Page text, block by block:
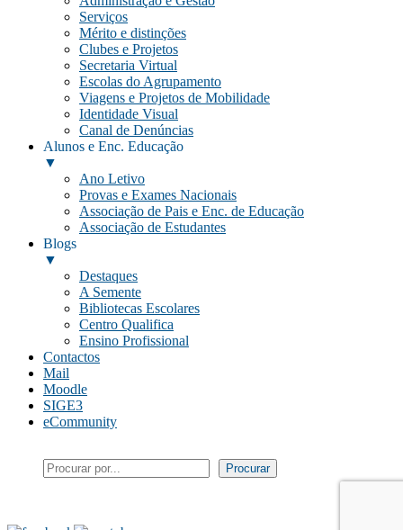
Serviços
Mérito e distinções
Clubes e Projetos
Secretaria Virtual
Escolas do Agrupamento
Viagens e Projetos de Mobilidade
Identidade Visual
Canal de Denúncias
Alunos e Enc. Educação
▼
Ano Letivo
Provas e Exames Nacionais
Associação de Pais e Enc. de Educação
Associação de Estudantes
Blogs
▼
Destaques
A Semente
Bibliotecas Escolares
Centro Qualifica
Ensino Profissional
Contactos
Mail
Moodle
SIGE3
eCommunity